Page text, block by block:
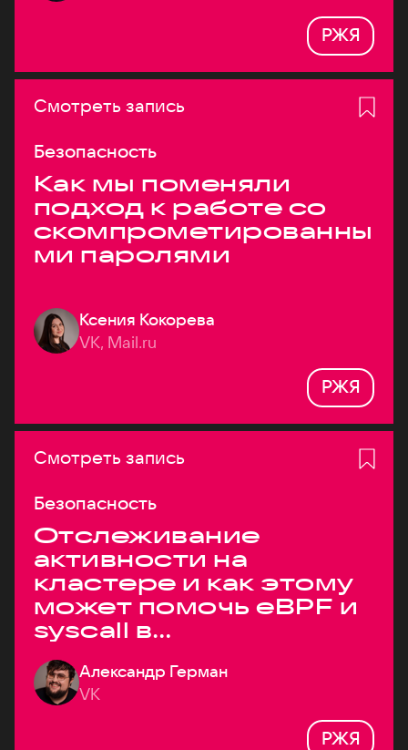
РЖЯ
Смотреть запись
Безопасность
Как мы поменяли
подход к работе со
скомпрометированны
ми паролями
Ксения Кокорева
VK, Mail.ru
РЖЯ
Смотреть запись
Безопасность
Отслеживание
активности на
кластере и как этому
может помочь eBPF и
syscall в
высоконагруженных
системах
Александр Герман
VK
РЖЯ